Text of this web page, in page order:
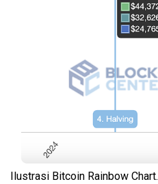
Ilustrasi Bitcoin Rainbow Chart.